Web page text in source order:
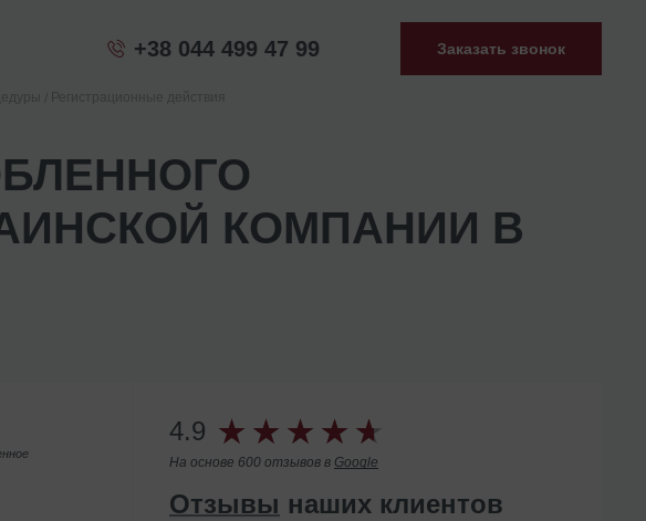
+38 044 499 47 99 Заказать звонок
КОМПАНИИ В
4.9
На основе 600 отзывов в Google
Отзывы наших клиентов